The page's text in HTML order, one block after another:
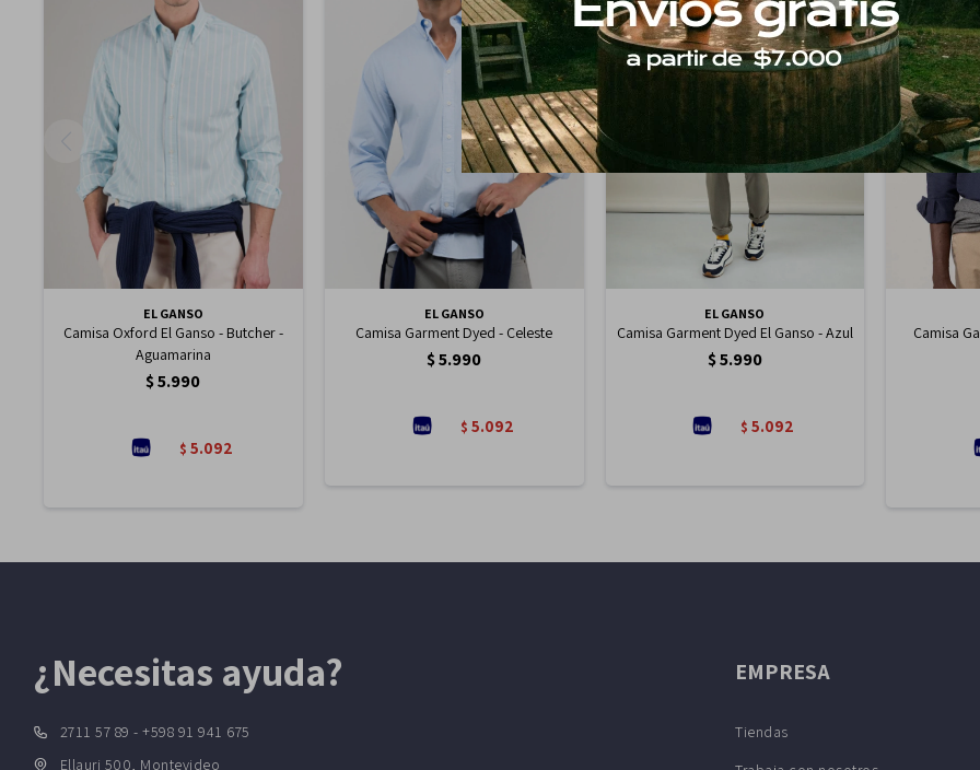
EL GANSO
Camisa Oxford El Ganso - Butcher -
Aguamarina
$5.990
$ 5.092
EL GANSO
Camisa Garment Dyed - Celeste
$5.990
$ 5.092
EL GANSO
Camisa Garment Dyed El Ganso - Azul
$5.990
$ 5.092
Camisa
¿Necesitas ayuda?
2711 57 89 - +598 91 941 675
Ellauri 500, Montevideo
EMPRESA
Tiendas